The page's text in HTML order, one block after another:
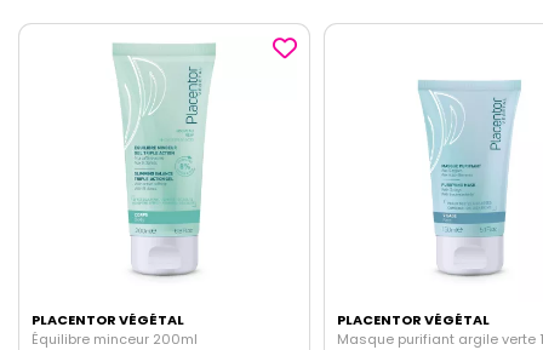
PLACENTOR VÉGÉTAL
Masque purifiant argile verte 150ml
PLACENTOR VÉGÉTAL
Sérum éclat anti-